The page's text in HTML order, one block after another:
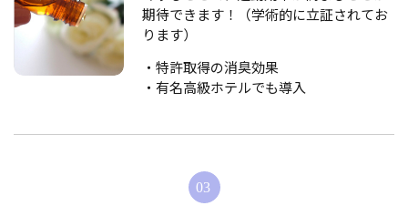
期待できます！（学術的に立証されてお
ります）
・特許取得の消臭効果
・有名高級ホテルでも導入